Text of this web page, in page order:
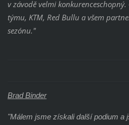
v závodě velmi
týmu, KTM, Red Bullu a všem
sezónu."
Brad Binder
"Málem jsme získali další podium a